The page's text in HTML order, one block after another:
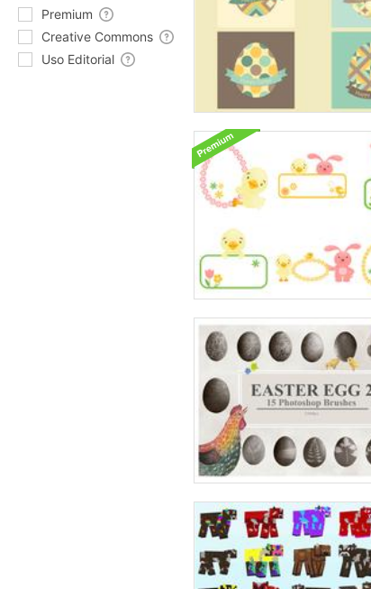
Premium
Creative Commons
Uso Editorial